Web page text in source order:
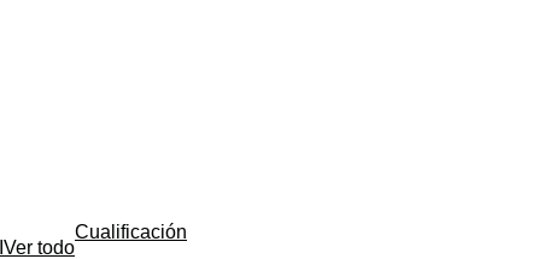
Ver todo
Cualificación